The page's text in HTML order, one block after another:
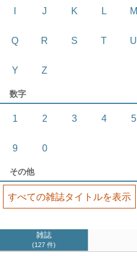
J K L M
Q R S T U
Y Z
数字
1 2 3 4 5
9 0
その他
すべての雑誌タイトルを表示
雑誌
127 件